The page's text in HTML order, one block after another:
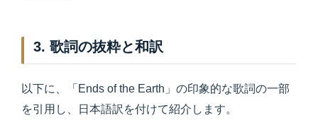
3. 歌詞の抜粋と和訳
以下に、「Ends of the Earth」の印象的な歌詞の一部
を引用し、日本語訳を付けて紹介します。